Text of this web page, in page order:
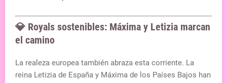
💎 Royals sostenibles: Máxima y Letizia marcan
el camino
La realeza europea también abraza esta corriente. La
reina Letizia de España y Máxima de los Países Bajos han